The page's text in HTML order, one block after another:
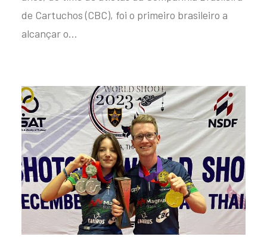
de Cartuchos (CBC), foi o primeiro brasileiro a
alcançar o…